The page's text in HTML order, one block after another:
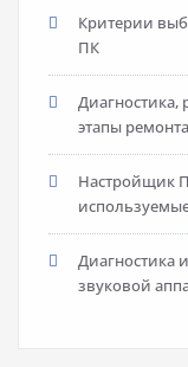
Критерии
ПК
Диагностика,
этапы
Настройщик
Диагностика
звуковой